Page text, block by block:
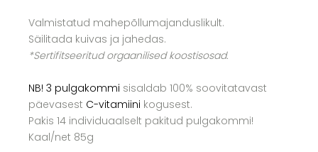
Valmistatud mahepõllumajanduslikult.
Säilitada kuivas ja jahedas.
*Sertifitseeritud orgaanilised koostisosad.
NB! 3 pulgakommi sisaldab 100% soovitatavast
päevasest C-vitamiini kogusest.
Pakis 14 individuaalselt pakitud pulgakommi!
Kaal/net 85g